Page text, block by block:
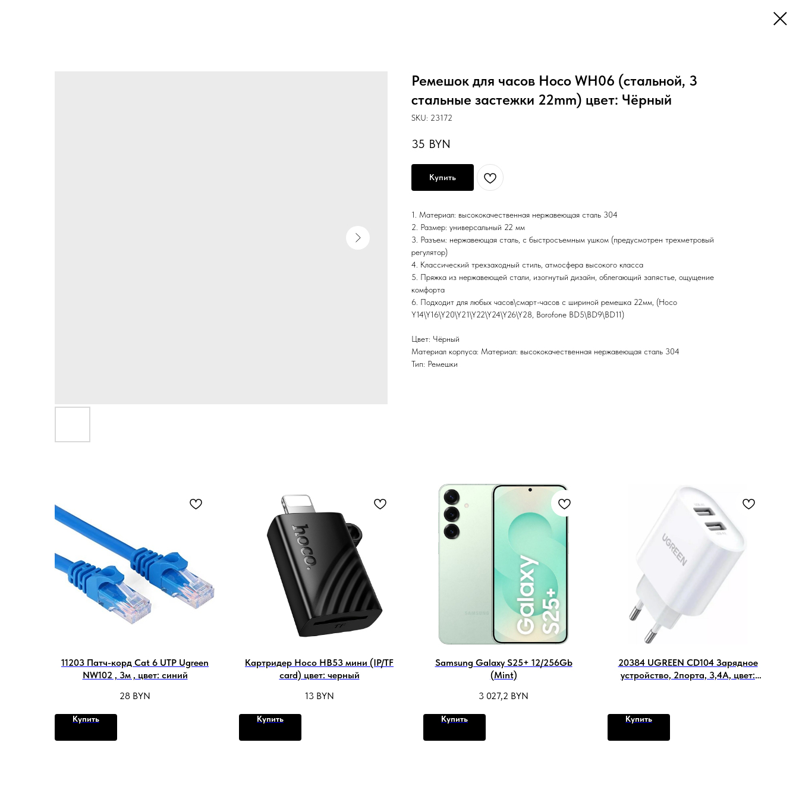
Ремешок для часов Hoco WH06 (стальной, 3
стальные застежки 22mm) цвет: Чёрный
SKU: 23172
35 BYN
Купить
1. Материал: высококачественная нержавеющая сталь 304
2. Размер: универсальный 22 мм
3. Разъем: нержавеющая сталь, с быстросъемным ушком (предусмотрен трехметровый
регулятор)
4. Классический трехзаходный стиль, атмосфера высокого класса
5. Пряжка из нержавеющей стали, изогнутый дизайн, облегающий запястье, ощущение
комфорта
6. Подходит для любых часов\смарт-часов с шириной ремешка 22мм, (Hoco
Y14\Y16\Y20\Y21\Y22\Y24\Y26\Y28, Borofone BD5\BD9\BD11)
Цвет: Чёрный
Материал корпуса: Материал: высококачественная нержавеющая сталь 304
Тип: Ремешки
11203 Патч-корд Cat 6 UTP Ugreen
NW102 , 3м , цвет: синий
28 BYN
Купить
Картридер Hoco HB53 мини (IP/TF
card) цвет: черный
13 BYN
Купить
Samsung Galaxy S25+ 12/256Gb
(Mint)
3 027,2 BYN
Купить
20384 UGREEN CD104 Зарядное
устройство, 2порта, 3,4A, цвет:
Купить